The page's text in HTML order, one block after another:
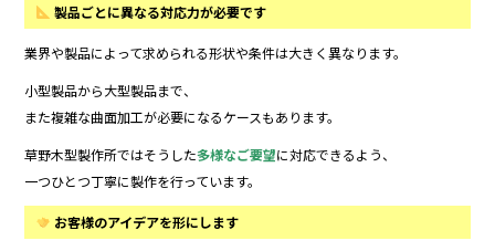
製品ごとに異なる対応力が必要です
業界や製品によって求められる形状や条件は大きく異なります。
小型製品から大型製品まで、
また複雑な曲面加工が必要になるケースもあります。
草野木型製作所ではそうした多様なご要望に対応できるよう、
一つひとつ丁寧に製作を行っています。
お客様のアイデアを形にします